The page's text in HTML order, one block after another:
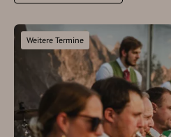
Weitere Termine